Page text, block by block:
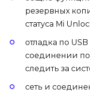
резервных
статуса Mi
отладка по
соединении по
следить за
сеть и